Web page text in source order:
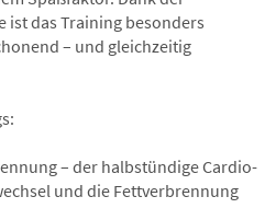
das Training besonders
– und gleichzeitig
– der halbstündige Cardio-
und die Fettverbrennung